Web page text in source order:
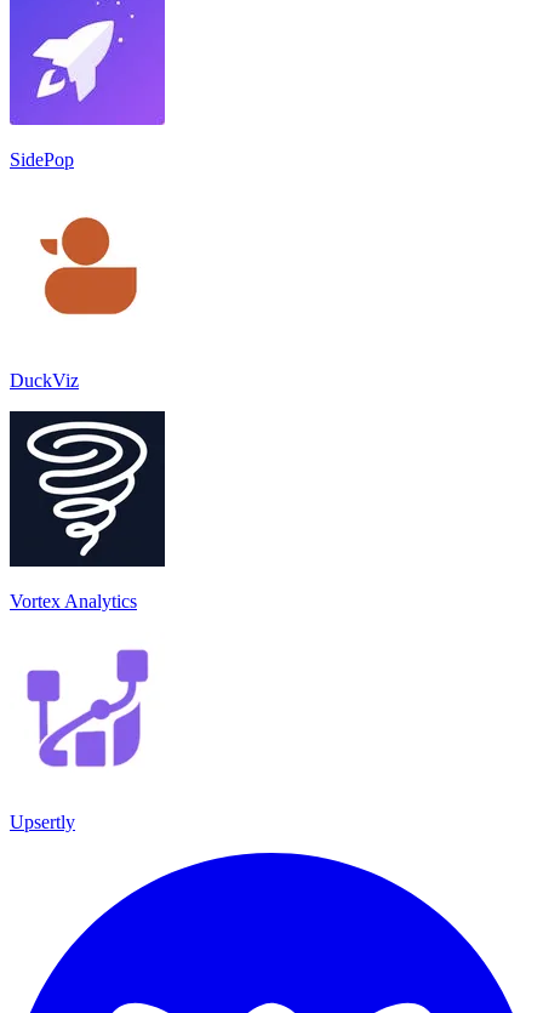
SidePop
DuckViz
Vortex Analytics
Upsertly